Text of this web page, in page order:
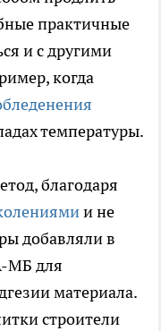
практичные
и с другими
когда
температуры.
благодаря
и не
добавляли в
МБ для
материала.
строители